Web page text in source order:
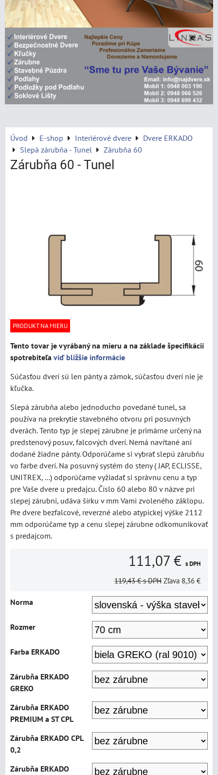
Úvod E-shop Interiérové dvere
Dvere ERKADO
Slepá zárubňa - Tunel
Zárubňa 60
Zárubňa 60 - Tunel
PRODUKT NA MIERU
Tento tovar je vyrábaný na mieru a na základe špecifikácií
spotrebiteľa viď bližšie informácie
Súčasťou dverí sú len pánty a zámok, súčasťou dverí nie je
kľučka.
Slepá zárubňa alebo jednoducho povedané tunel, sa
používa na prekrytie stavebného otvoru pri posuvných
dverách. Tento typ je slepej zárubne je primárne určený na
predstenový posuv, falcových dverí. Nemá navŕtané ani
dodané žiadne pánty. Odporúčame si vybrať slepú zárubňu
vo farbe dverí. Na posuvný systém do steny ( JAP, ECLISSE,
UNITREX, ...) odporúčame vyžiadať si správnu cenu a typ
pre Vaše dvere u predajcu. Číslo 60 alebo 80 v názve pri
slepej zárubni, udáva šírku v mm Vami zvoleného záklopu.
Pre dvere bezfalcové, reverzné alebo atypickej výške 2112
mm odporúčame typ a cenu slepej zárubne odkomunikovať
s predajcom.
111,07 € s DPH
119,43 € s DPH Zľava 8,36 €
Norma
Rozmer
Farba ERKADO
Zárubňa ERKADO
GREKO
Zárubňa ERKADO
PREMIUM a ST CPL
Zárubňa ERKADO CPL
0,2
Zárubňa ERKADO